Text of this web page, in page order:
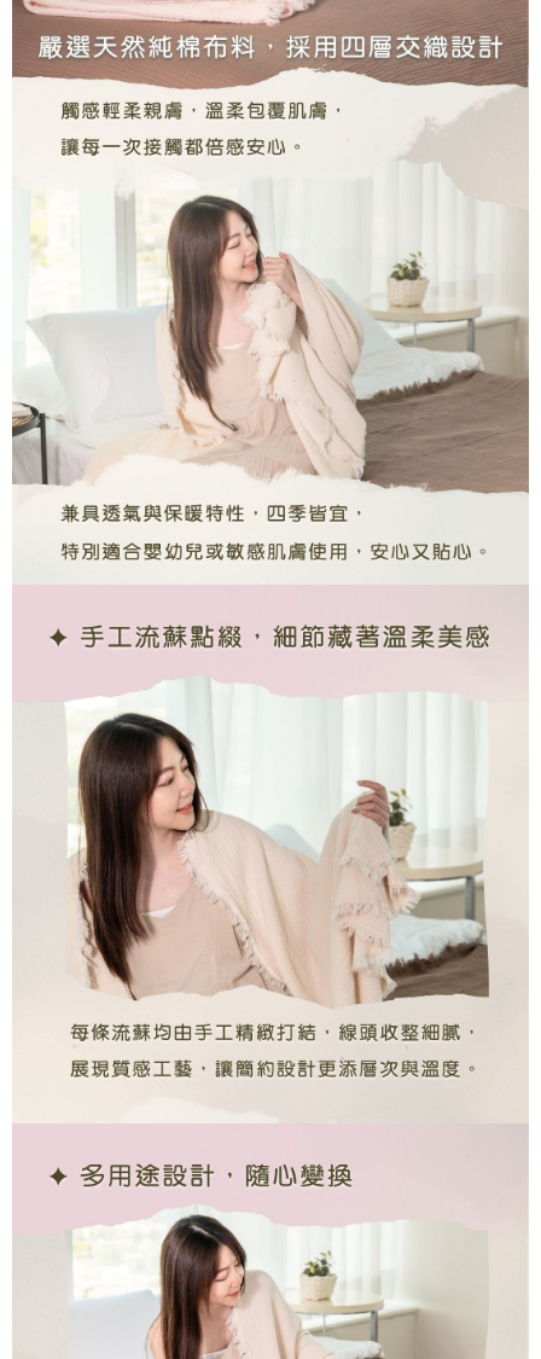
４．使用「AFTEE先享後付」時，將依據個別帳號之用戶狀況，依本公司即
時審查核予不同之上限額度；若仍有額度不足之情形，本公司將視審查結果
請求用戶進行身份認證。
５．嚴禁一人註冊多個帳號或使用他人資訊註冊。若發現惡意使用之情形，
恩沛科技股份有限公司將有權停止該用戶之使用額度並採取法律行動。